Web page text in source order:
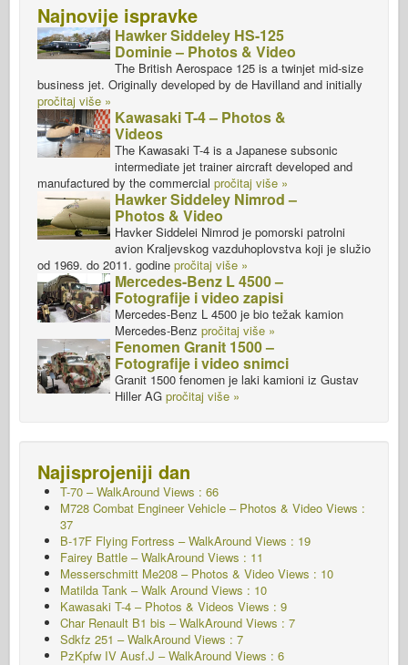
Najnovije ispravke
Hawker Siddeley HS-125
Dominie – Photos & Video
The British Aerospace 125 is a twinjet mid-size
business jet. Originally developed by de Havilland and initially
pročitaj više »
Kawasaki T-4 – Photos &
Videos
The Kawasaki T-4 is a Japanese subsonic
intermediate jet trainer aircraft developed and
manufactured by the commercial pročitaj više »
Hawker Siddeley Nimrod –
Photos & Video
Havker Siddelei Nimrod je pomorski patrolni
avion Kraljevskog vazduhoplovstva koji je služio
od 1969. do 2011. godine pročitaj više »
Mercedes-Benz L 4500 –
Fotografije i video zapisi
Mercedes-Benz L 4500 je bio težak kamion
Mercedes-Benz pročitaj više »
Fenomen Granit 1500 –
Fotografije i video snimci
Granit 1500 fenomen je laki kamioni iz Gustav
Hiller AG pročitaj više »
Najisprojeniji dan
T-70 – WalkAround Views : 66
M728 Combat Engineer Vehicle – Photos & Video Views :
37
B-17F Flying Fortress – WalkAround Views : 19
Fairey Battle – WalkAround Views : 11
Messerschmitt Me208 – Photos & Video Views : 10
Matilda Tank – Walk Around Views : 10
Kawasaki T-4 – Photos & Videos Views : 9
Char Renault B1 bis – WalkAround Views : 7
Sdkfz 251 – WalkAround Views : 7
PzKpfw IV Ausf.J – WalkAround Views : 6